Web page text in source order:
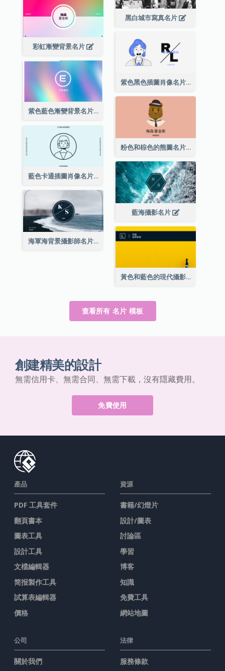
黑白城市寫真名片
彩虹漸變背景名片
紫色黑色插圖肖像名片
紫色藍色漸變背景名片
粉色和棕色的熊圖名片
藍色卡通插圖肖像名片
藍海攝影名片
海軍海背景攝影師名片
黃色和藍色的現代攝影師名片
查看所有 名片 模板
創建精美的設計
無需信用卡、無需合同、無需下載，沒有隱藏費用。
免費使用
產品
PDF 工具套件
翻頁書本
圖表工具
設計工具
文檔編輯器
简报製作工具
試算表編輯器
價格
資源
書籍/幻燈片
設計/圖表
討論區
學習
博客
知識
免費工具
網站地圖
公司
關於我們
法律
服務條款